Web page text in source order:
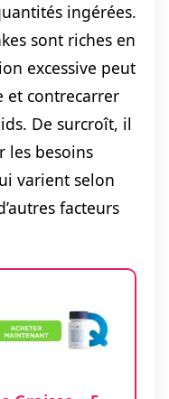
ingérées.
sont riches en
excessive peut
et contrecarrer
De surcroît, il
les besoins
varient selon
facteurs